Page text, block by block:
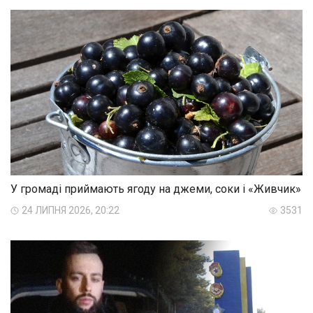
У громаді приймають ягоду на джеми, соки і «Живчик»
24 ЛИПНЯ 2026, 20:22 3531